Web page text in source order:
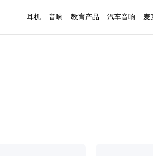
耳机 音响 教育产品 汽车音响 麦